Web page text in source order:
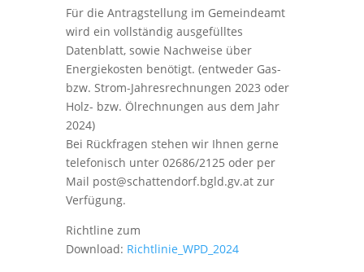
Für die Antragstellung im Gemeindeamt
wird ein vollständig ausgefülltes
Datenblatt, sowie Nachweise über
Energiekosten benötigt. (entweder Gas-
bzw. Strom-Jahresrechnungen 2023 oder
Holz- bzw. Ölrechnungen aus dem Jahr
2024)
Bei Rückfragen stehen wir Ihnen gerne
telefonisch unter 02686/2125 oder per
Mail post@schattendorf.bgld.gv.at zur
Verfügung.
Richtline zum
Download: Richtlinie_WPD_2024